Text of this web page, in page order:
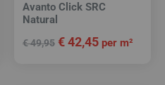
Avanto Click SRC
Natural
€49,95 €42,45 per m²